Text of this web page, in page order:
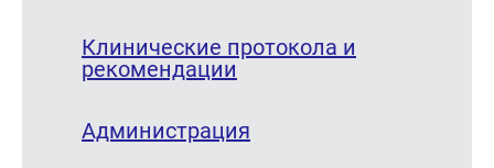
Клинические протокола и
рекомендации
Администрация